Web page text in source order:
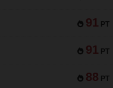
91 PT
91 PT
88 PT